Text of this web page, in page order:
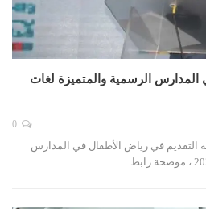
الرسمية والمتميزة لغات
التقديم في رياض الأطفال في المدارس